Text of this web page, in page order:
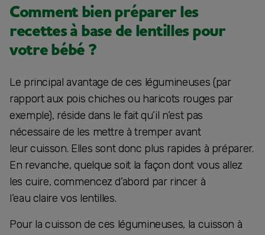
Comment bien préparer les
recettes à base de lentilles pour
votre bébé ?
Le principal avantage de ces légumineuses (par
rapport aux pois chiches ou haricots rouges par
exemple), réside dans le fait qu’il n’est pas
nécessaire de les mettre à tremper avant
leur cuisson. Elles sont donc plus rapides à préparer.
En revanche, quelque soit la façon dont vous allez
les cuire, commencez d’abord par rincer à
l’eau claire vos lentilles.
Pour la cuisson de ces légumineuses, la cuisson à